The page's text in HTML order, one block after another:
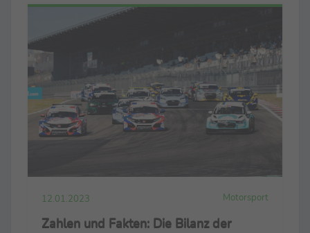
12.01.2023 Motorsport
Zahlen und Fakten: Die Bilanz der